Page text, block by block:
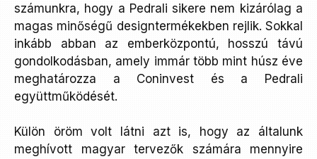
számunkra, hogy a Pedrali sikere nem kizárólag a
magas minőségű designtermékekben rejlik. Sokkal
inkább abban az emberközpontú, hosszú távú
gondolkodásban, amely immár több mint húsz éve
meghatározza a Coninvest és a Pedrali
együttműködését.
Külön öröm volt látni azt is, hogy az általunk
meghívott magyar tervezők számára mennyire